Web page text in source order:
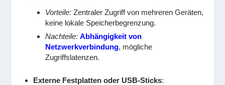
Vorteile: Zentraler Zugriff von mehreren Geräten,
keine lokale Speicherbegrenzung.
Nachteile: Abhängigkeit von
Netzwerkverbindung, mögliche
Zugriffslatenzen.
Externe Festplatten oder USB-Sticks: